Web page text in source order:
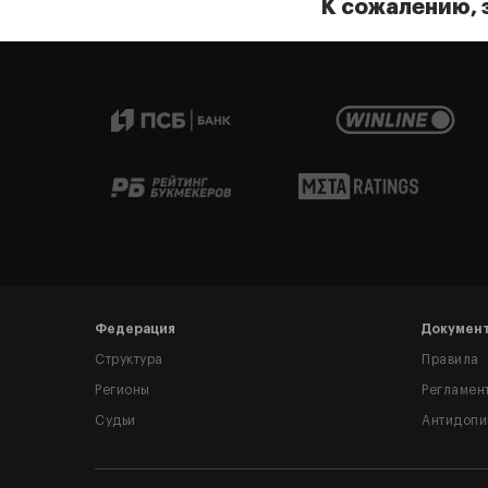
К сожалению,
Федерация
Структура
Регионы
Судьи
Правила